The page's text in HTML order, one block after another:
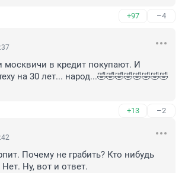
+97 –4
москвичи в кредит покупают. И
на 30 лет... народ...🤣🤣🤣🤣🤣🤣🤣🤣
+13 –2
Почему не грабить? Кто нибудь
Ну, вот и ответ.